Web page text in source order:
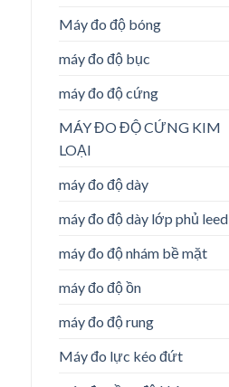
Máy đo độ bóng
máy đo độ bục
máy đo độ cứng
MÁY ĐO ĐỘ CỨNG KIM
LOẠI
máy đo độ dày
máy đo độ dày lớp phủ leed
máy đo độ nhám bề mặt
máy đo độ ồn
máy đo độ rung
Máy đo lực kéo đứt